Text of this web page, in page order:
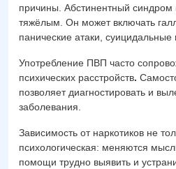
причины. Абстинентный синдром
тяжёлым. Он может включать
панические атаки,
Употребление ПВП часто
психических расстройств.
позволяет диагностировать и
заболевания.
Зависимость от наркотиков не
психологическая: меняются
помощи трудно выявить и